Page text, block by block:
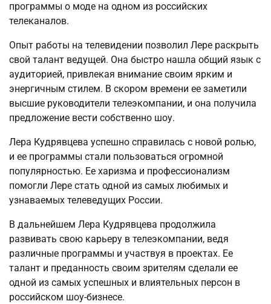
программы о моде на одном из российских
телеканалов.
Опыт работы на телевидении позволил Лере раскрыть
свой талант ведущей. Она быстро нашла общий язык с
аудиторией, привлекая внимание своим ярким и
энергичным стилем. В скором времени ее заметили
высшие руководители телеэкомпании, и она получила
предложение вести собственно шоу.
Лера Кудрявцева успешно справилась с новой ролью,
и ее программы стали пользоваться огромной
популярностью. Ее харизма и профессионализм
помогли Лере стать одной из самых любимых и
узнаваемых телеведущих России.
В дальнейшем Лера Кудрявцева продолжила
развивать свою карьеру в телеэкомпании, ведя
различные программы и участвуя в проектах. Ее
талант и преданность своим зрителям сделали ее
одной из самых успешных и влиятельных персон в
российском шоу-бизнесе.